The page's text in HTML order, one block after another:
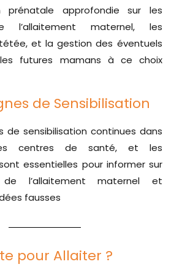
prénatale approfondie sur les
l’allaitement maternel, les
et la gestion des éventuels
futures mamans à ce choix
de Sensibilisation
de sensibilisation continues dans
centres de santé, et les
essentielles pour informer sur
l’allaitement maternel et
fausses
pour Allaiter ?